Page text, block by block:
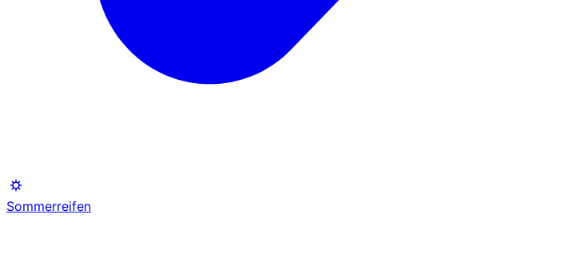
Sommerreifen